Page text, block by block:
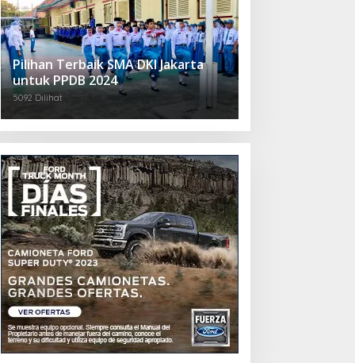
Pilihan Terbaik SMA DKI Jakarta
untuk PPDB 2024
5092 Dilihat